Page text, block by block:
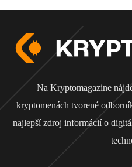
Na Kryptomagazine
kryptomenách tvorené
najlepší zdroj informácií o